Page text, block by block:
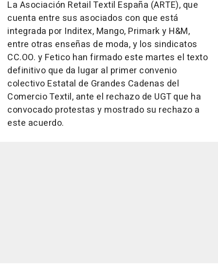
La Asociación Retail Textil España (ARTE), que
cuenta entre sus asociados con que está
integrada por Inditex, Mango, Primark y H&M,
entre otras enseñas de moda, y los sindicatos
CC.OO. y Fetico han firmado este martes el texto
definitivo que da lugar al primer convenio
colectivo Estatal de Grandes Cadenas del
Comercio Textil, ante el rechazo de UGT que ha
convocado protestas y mostrado su rechazo a
este acuerdo.